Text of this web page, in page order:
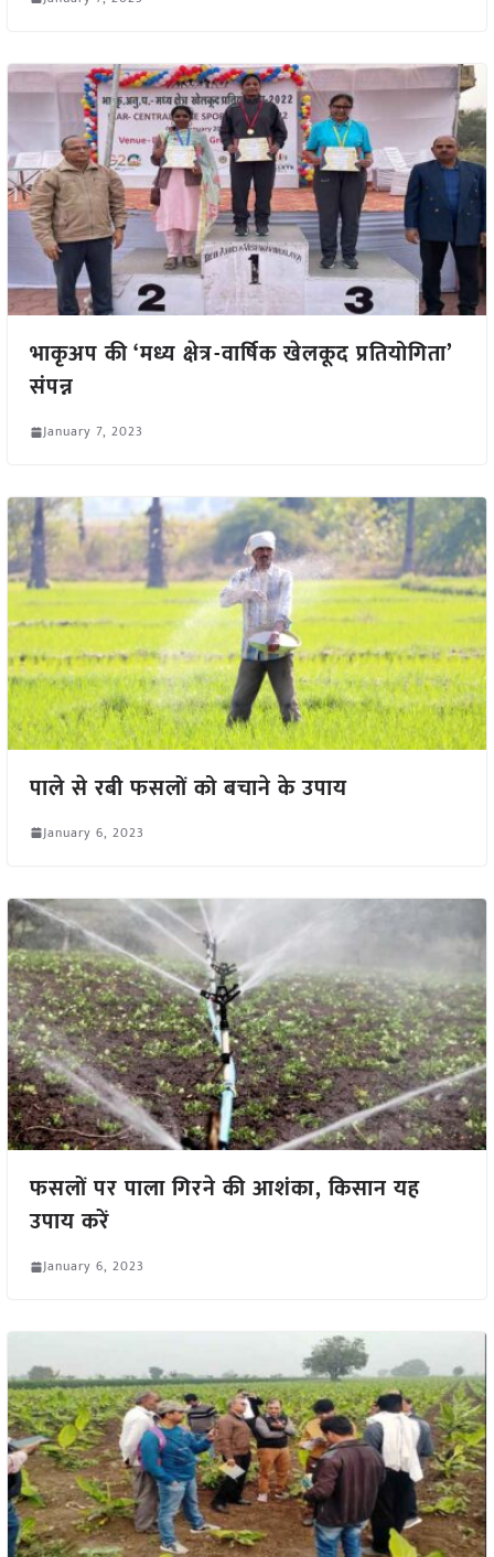
भाकृअप की ‘मध्य क्षेत्र-वार्षिक खेलकूद प्रतियोगिता’
संपन्न
January 7, 2023
पाले से रबी फसलों को बचाने के उपाय
January 6, 2023
फसलों पर पाला गिरने की आशंका, किसान यह
उपाय करें
January 6, 2023